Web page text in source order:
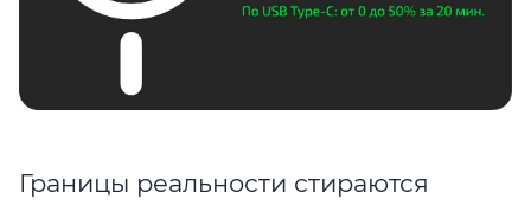
Границы реальности стираются